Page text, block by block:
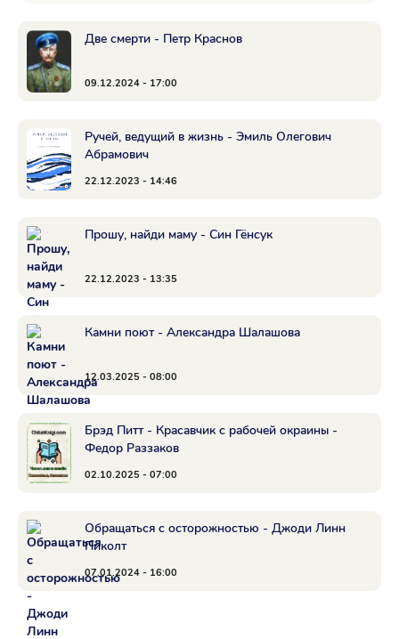
Две смерти - Петр Краснов
09.12.2024 - 17:00
Ручей, ведущий в жизнь - Эмиль Олегович
Абрамович
22.12.2023 - 14:46
Прошу, найди маму - Син Гёнсук
22.12.2023 - 13:35
Камни поют - Александра Шалашова
12.03.2025 - 08:00
Брэд Питт - Красавчик с рабочей окраины -
Федор Раззаков
02.10.2025 - 07:00
Обращаться с осторожностью - Джоди Линн
Пиколт
07.01.2024 - 16:00